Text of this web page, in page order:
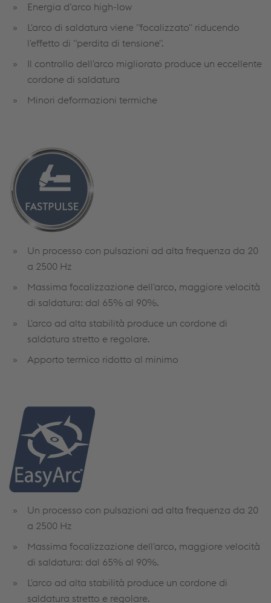
Energia d’arco high-low
L'arco di saldatura viene "focalizzato" riducendo
l'effetto di "perdita di tensione".
Il controllo dell'arco migliorato produce un eccellente
cordone di saldatura
Minori deformazioni termiche
Un processo con pulsazioni ad alta frequenza da 20
a 2500 Hz
Massima focalizzazione dell'arco, maggiore velocità
di saldatura: dal 65% al 90%.
L'arco ad alta stabilità produce un cordone di
saldatura stretto e regolare.
Apporto termico ridotto al minimo
Un processo con pulsazioni ad alta frequenza da 20
a 2500 Hz
Massima focalizzazione dell'arco, maggiore velocità
di saldatura: dal 65% al 90%.
L'arco ad alta stabilità produce un cordone di
saldatura stretto e regolare.